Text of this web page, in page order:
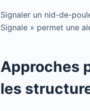
Signaler un nid-de-
Signale » permet une
Approches
les